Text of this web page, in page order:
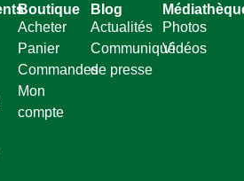
Boutique
Acheter
Panier
Commandes
Mon
compte
Blog
Actualités
Communiqué
de presse
Photos
Vidéos